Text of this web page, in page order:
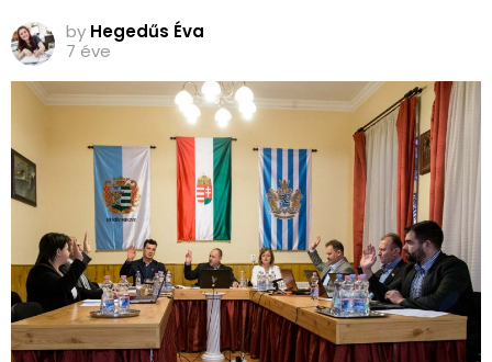
by Hegedűs Éva
7 éve